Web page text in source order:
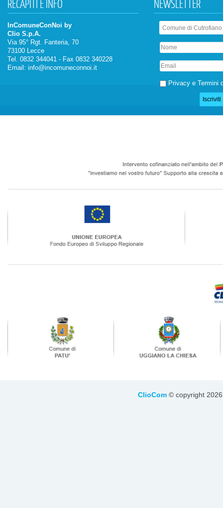
RECAPITI E INFO
InComuneConNoi by
Clio S.p.A.
Via 95° Rgt. Fanteria, 70
73100 Lecce
Tel. 0832 344041 - Fax 0832 340228
Email: info@incomuneconnoi.it
NEWSLETTER
Privacy e Termini
ClioCom © copyright